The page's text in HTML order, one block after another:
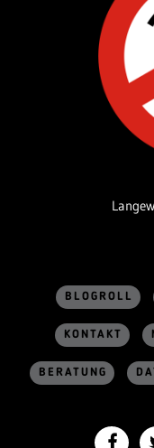
BLOGROLL
KONTAKT
BERATUNG